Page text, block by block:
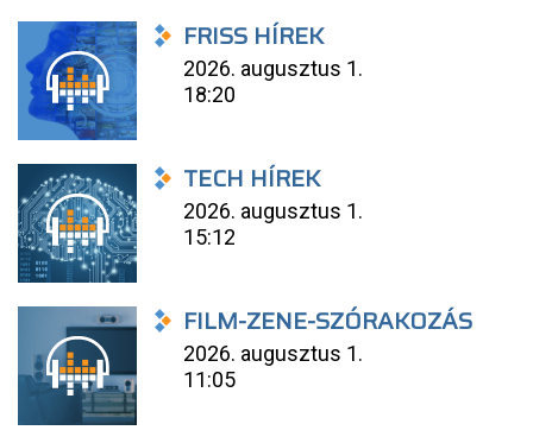
FRISS HÍREK
2026. augusztus 1.
18:20
TECH HÍREK
2026. augusztus 1.
15:12
FILM-ZENE-SZÓRAKOZÁS
2026. augusztus 1.
11:05